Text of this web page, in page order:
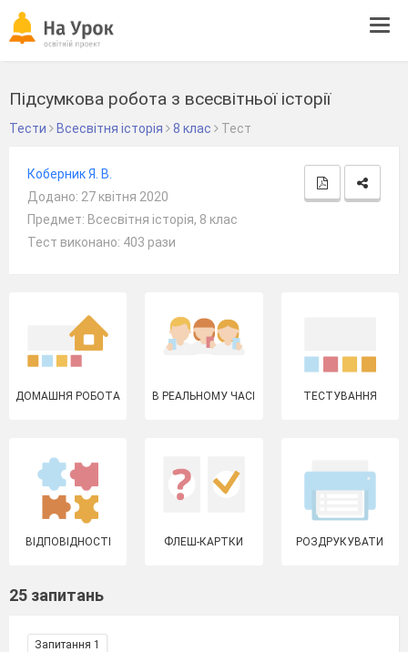
Підсумкова робота з всесвітньої історії
Тести Всесвітня історія 8 клас Тест
Коберник Я. В.
Додано: 27 квітня 2020
Предмет: Всесвітня історія, 8 клас
Тест виконано: 403 рази
ДОМАШНЯ РОБОТА В РЕАЛЬНОМУ ЧАСІ ТЕСТУВАННЯ
ВІДПОВІДНОСТІ ФЛЕШ-КАРТКИ РОЗДРУКУВАТИ
25 запитань
Запитання 1